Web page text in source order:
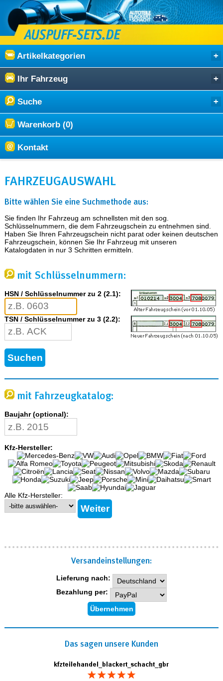
Artikelkategorien
Ihr Fahrzeug
Suche
Warenkorb (0)
Kontakt
FAHRZEUG­AUSWAHL
Bitte wählen Sie eine Suchmethode aus:
Sie finden Ihr Fahrzeug am schnellsten mit den sog.
Schlüsselnummern, die dem Fahrzeugschein zu entnehmen sind.
Haben Sie Ihren Fahrzeugschein nicht parat oder keinen deutschen
Fahrzeugschein, können Sie Ihr Fahrzeug mit unseren
Katalogdaten in nur 3 Schritten ermitteln.
mit Schlüsselnummern:
HSN / Schlüsselnummer zu 2 (2.1):
TSN / Schlüsselnummer zu 3 (2.2):
mit Fahrzeugkatalog:
Baujahr (optional):
Kfz-Hersteller:
Alle Kfz-Hersteller:
Versand­einstellungen:
Lieferung nach:
Bezahlung per:
Das sagen unsere Kunden